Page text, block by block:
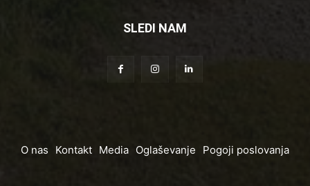
SLEDI NAM
O nas Kontakt Media Oglaševanje Pogoji poslovanja